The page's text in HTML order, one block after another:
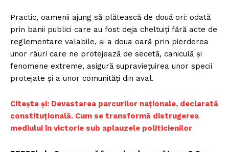
Practic, oamenii ajung să plătească de două ori: odată
prin banii publici care au fost deja cheltuiți fără acte de
reglementare valabile, și a doua oară prin pierderea
unor râuri care ne protejează de secetă, caniculă și
fenomene extreme, asigură supraviețuirea unor specii
protejate și a unor comunități din aval.
Citește și: Devastarea parcurilor naționale, declarată
constituțională. Cum se transformă distrugerea
mediului în victorie sub aplauzele politicienilor